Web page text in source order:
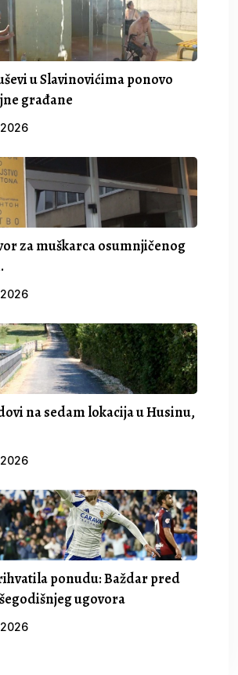
u Slavinovićima ponovo
građane
za muškarca osumnjičenog
na sedam lokacija u Husinu,
ponudu: Baždar pred
ugovora